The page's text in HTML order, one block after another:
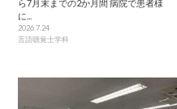
ら7月末までの2か月間 病院で患者様
に...
2026.7.24
言語聴覚士学科